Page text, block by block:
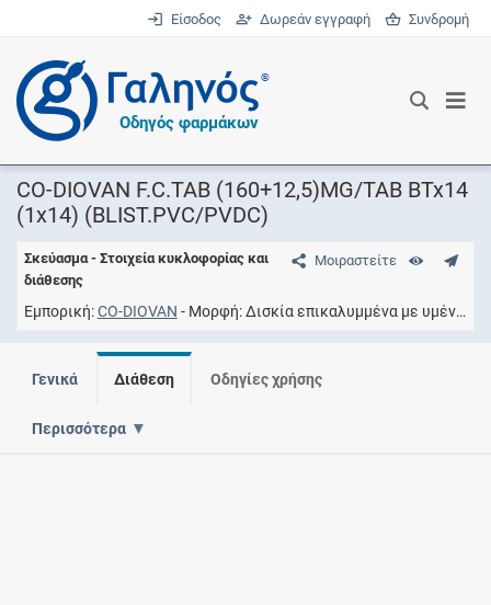
Είσοδος Δωρεάν εγγραφή Συνδρομή
®
Οδηγός φαρμάκων
CO-DIOVAN F.C.TAB (160+12,5)MG/TAB BTx14
(1x14) (BLIST.PVC/PVDC)
Μοιραστείτε
Σκεύασμα - Στοιχεία κυκλοφορίας και
διάθεσης
Εμπορική CO-DIOVAN Μορφή Δισκία επικαλυμμένα με υμένιο
Γενικά Διάθεση Οδηγίες χρήσης
Περισσότερα